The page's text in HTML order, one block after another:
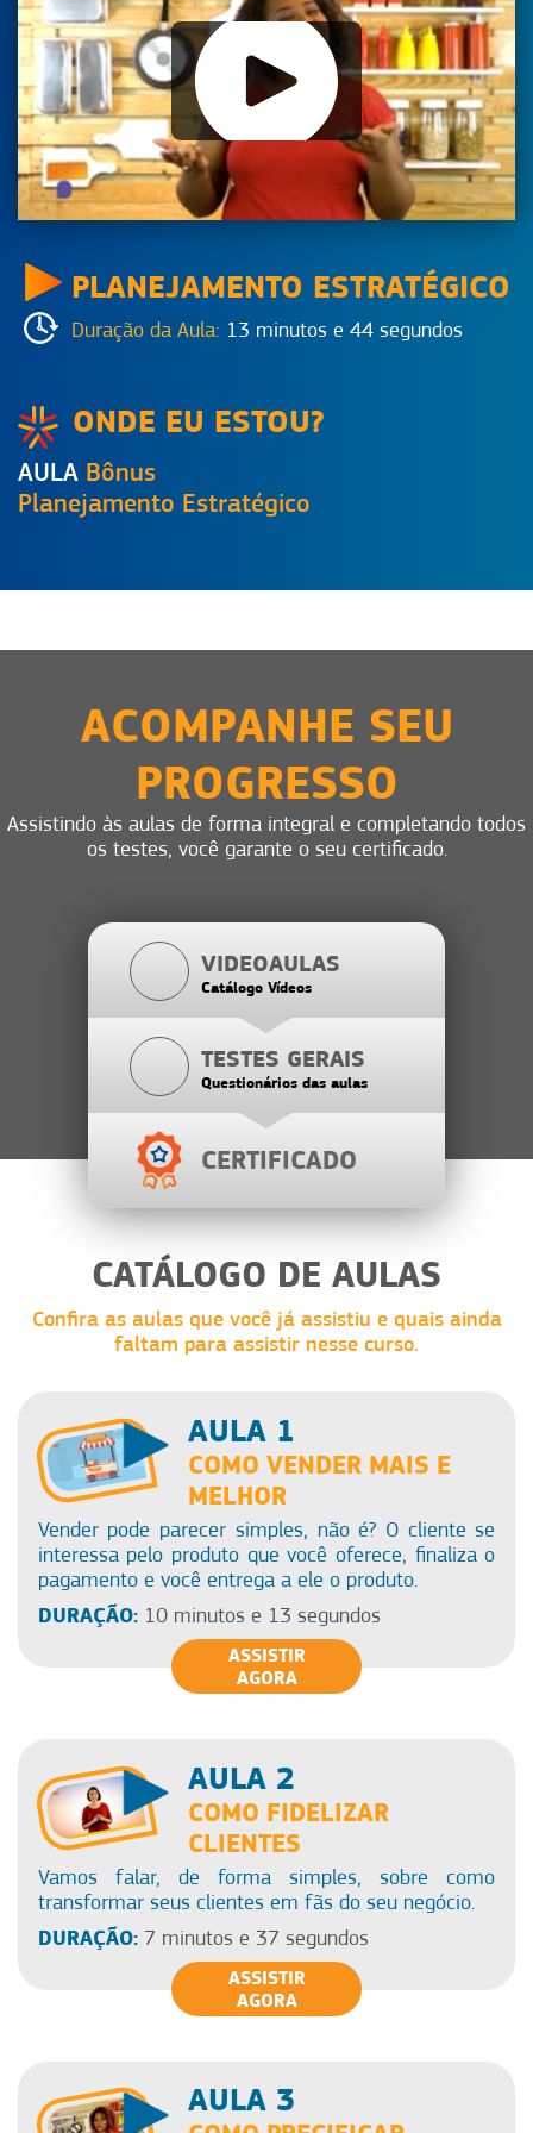
PLANEJAMENTO ESTRATÉGICO
Duração da Aula: 13 minutos e 44 segundos
ONDE EU ESTOU?
AULA Bônus
Planejamento Estratégico
ACOMPANHE SEU
PROGRESSO
Assistindo às aulas de forma integral e completando todos
os testes, você garante o seu certificado.
VIDEOAULAS
Catálogo Vídeos
TESTES GERAIS
Questionários das aulas
CERTIFICADO
CATÁLOGO DE AULAS
Confira as aulas que você já assistiu e quais ainda
faltam para assistir nesse curso.
AULA 1
COMO VENDER MAIS E
MELHOR
Vender pode parecer simples, não é? O cliente se
interessa pelo produto que você oferece, finaliza o
pagamento e você entrega a ele o produto.
DURAÇÃO:10 minutos e 13 segundos
ASSISTIR
AGORA
AULA 2
COMO FIDELIZAR
CLIENTES
Vamos falar, de forma simples, sobre como
transformar seus clientes em fãs do seu negócio.
DURAÇÃO:7 minutos e 37 segundos
ASSISTIR
AGORA
AULA 3